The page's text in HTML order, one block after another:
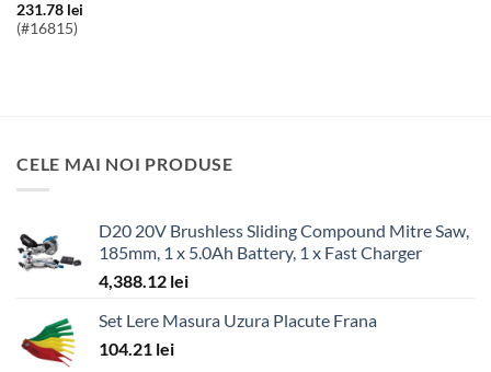
231.78 lei
(#16815)
CELE MAI NOI PRODUSE
D20 20V Brushless Sliding Compound Mitre Saw,
185mm, 1 x 5.0Ah Battery, 1 x Fast Charger
4,388.12 lei
Set Lere Masura Uzura Placute Frana
104.21 lei